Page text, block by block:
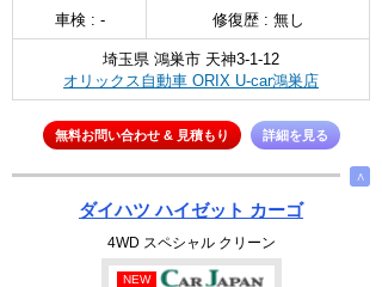
車検 : - 修復歴 : 無し
埼玉県 鴻巣市 天神3-1-12
オリックス自動車 ORIX U-car鴻巣店
無料お問い合わせ & 見積もり 詳細を見る
∧
ダイハツ ハイゼット カーゴ
4WD スペシャル クリーン
NEW